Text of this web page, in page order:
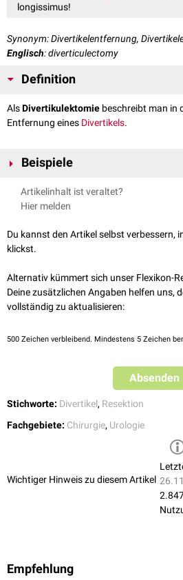
longissimus!
Synonym: Divertikelentfernung,
Englisch: diverticulectomy
Definition
AlsDivertikulektomie beschreibt man in
Entfernung eines Divertikels.
Beispiele
Zenker-Divertikel
Artikelinhalt ist veraltet?
Hier melden
Du kannst den Artikel selbst verbessern,
klickst.
Alternativ kümmert sich unser Flexikon-
Deine zusätzlichen Angaben helfen uns,
vollständig zu aktualisieren:
500 Zeichen verbleibend. Mindestens 5 Zeichen
Absenden
Stichworte: Divertikel, Resektion
Fachgebiete: Chirurgie, Urologie
Wichtiger Hinweis zu diesem Artikel
Empfehlung